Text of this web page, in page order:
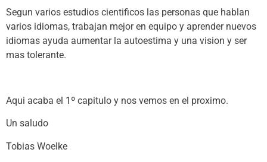
Segun varios estudios cientificos las personas que hablan
varios idiomas, trabajan mejor en equipo y aprender nuevos
idiomas ayuda aumentar la autoestima y una vision y ser
mas tolerante.
Aqui acaba el 1º capitulo y nos vemos en el proximo.
Un saludo
Tobias Woelke